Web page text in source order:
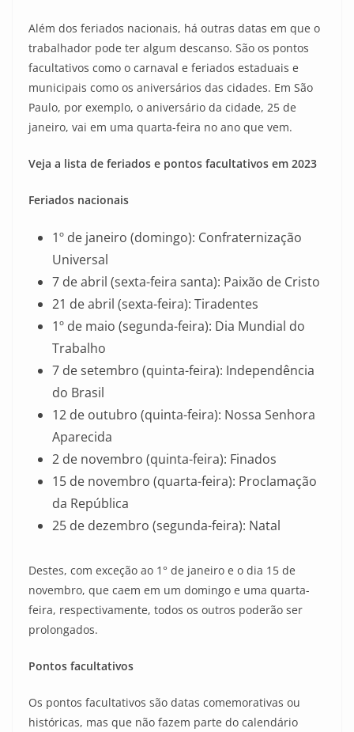
Além dos feriados nacionais, há outras datas em que o
trabalhador pode ter algum descanso. São os pontos
facultativos como o carnaval e feriados estaduais e
municipais como os aniversários das cidades. Em São
Paulo, por exemplo, o aniversário da cidade, 25 de
janeiro, vai em uma quarta-feira no ano que vem.
Veja a lista de feriados e pontos facultativos em 2023
Feriados nacionais
1º de janeiro (domingo): Confraternização
Universal
7 de abril (sexta-feira santa): Paixão de Cristo
21 de abril (sexta-feira): Tiradentes
1º de maio (segunda-feira): Dia Mundial do
Trabalho
7 de setembro (quinta-feira): Independência
do Brasil
12 de outubro (quinta-feira): Nossa Senhora
Aparecida
2 de novembro (quinta-feira): Finados
15 de novembro (quarta-feira): Proclamação
da República
25 de dezembro (segunda-feira): Natal
Destes, com exceção ao 1° de janeiro e o dia 15 de
novembro, que caem em um domingo e uma quarta-
feira, respectivamente, todos os outros poderão ser
prolongados.
Pontos facultativos
Os pontos facultativos são datas comemorativas ou
históricas, mas que não fazem parte do calendário